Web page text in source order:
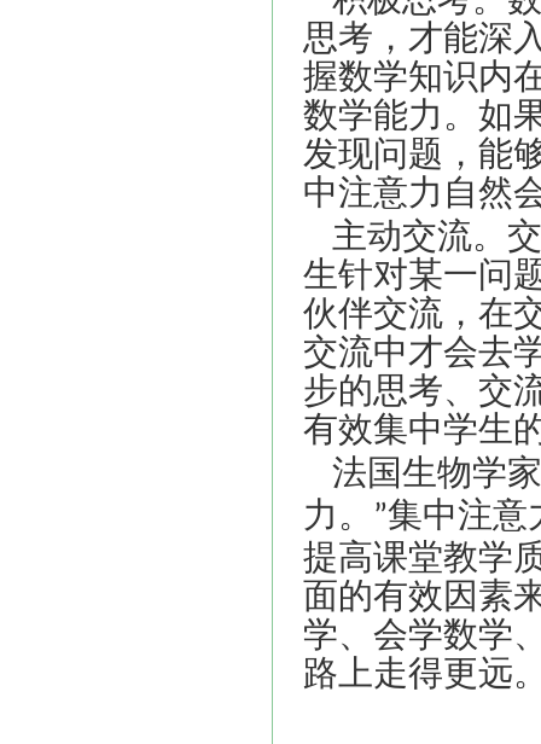
思考，才能深
握数学知识内
数学能力。如
发现问题，能
中注意力自然
主动交流。
生针对某一问
伙伴交流，在
交流中才会去
步的思考、交
有效集中学生
法国生物学
力。
”集中注意
提高课堂教学
面的有效因素
学、会学数学
路上走得更远